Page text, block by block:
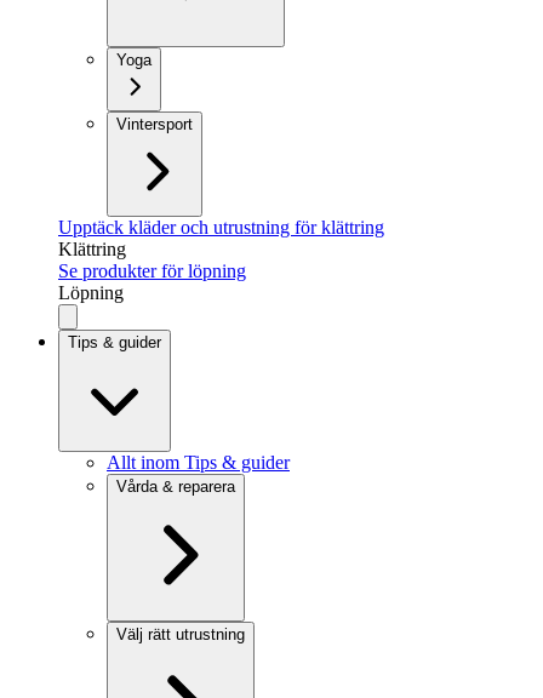
Yoga
Vintersport
Upptäck kläder och utrustning för klättring
Klättring
Se produkter för löpning
Löpning
Tips & guider
Allt inom Tips & guider
Vårda & reparera
Välj rätt utrustning